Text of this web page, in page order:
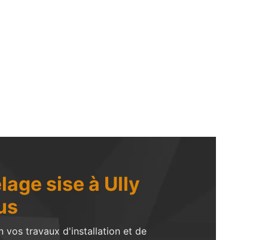
sise à Ully
vos travaux d'installation et de